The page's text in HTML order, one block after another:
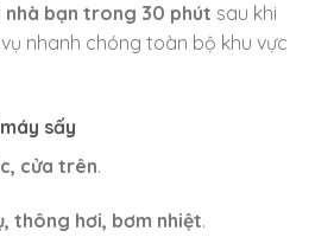
nhà bạn trong 30 phút sau khi
nhanh chóng toàn bộ khu vực
sấy
cửa trên.
thông hơi, bơm nhiệt.